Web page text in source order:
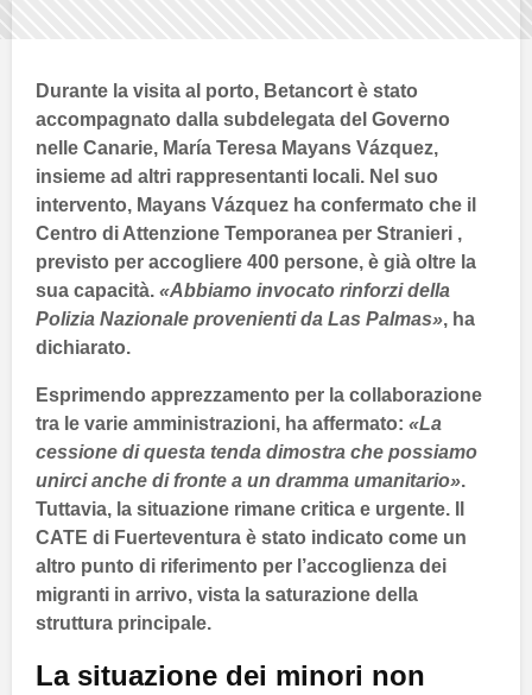
Durante la visita al porto, Betancort è stato
accompagnato dalla subdelegata del Governo
nelle Canarie, María Teresa Mayans Vázquez,
insieme ad altri rappresentanti locali. Nel suo
intervento, Mayans Vázquez ha confermato che il
Centro di Attenzione Temporanea per Stranieri ,
previsto per accogliere 400 persone, è già oltre la
sua capacità. «Abbiamo invocato rinforzi della
Polizia Nazionale provenienti da Las Palmas», ha
dichiarato.
Esprimendo apprezzamento per la collaborazione
tra le varie amministrazioni, ha affermato: «La
cessione di questa tenda dimostra che possiamo
unirci anche di fronte a un dramma umanitario».
Tuttavia, la situazione rimane critica e urgente. Il
CATE di Fuerteventura è stato indicato come un
altro punto di riferimento per l’accoglienza dei
migranti in arrivo, vista la saturazione della
struttura principale.
La situazione dei minori non